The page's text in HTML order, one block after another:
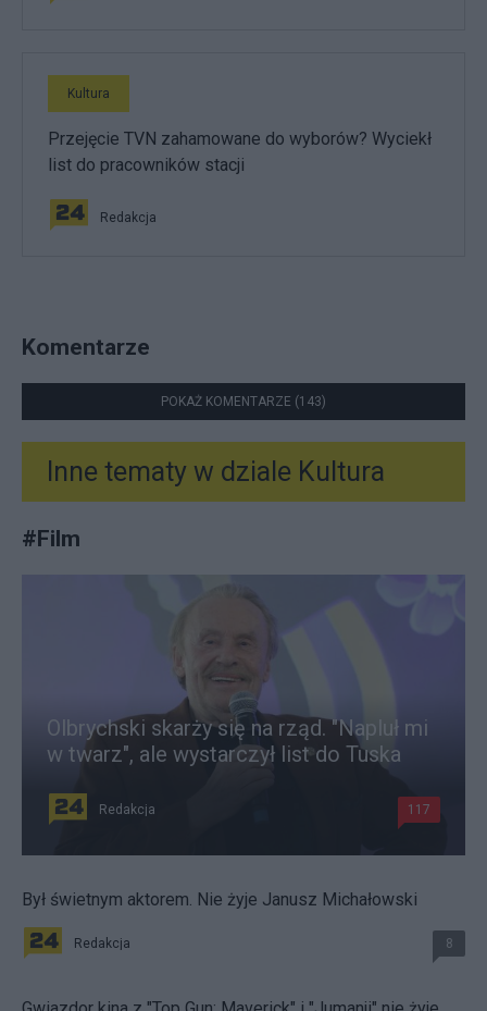
Kultura
Przejęcie TVN zahamowane do wyborów? Wyciekł
list do pracowników stacji
Redakcja
Komentarze
POKAŻ KOMENTARZE (143)
Inne tematy w dziale Kultura
#Film
Olbrychski skarży się na rząd. "Napluł mi
w twarz", ale wystarczył list do Tuska
Redakcja 117
Był świetnym aktorem. Nie żyje Janusz Michałowski
Redakcja 8